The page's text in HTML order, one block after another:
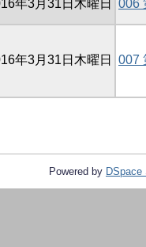
年3月31日木曜日 006
年3月31日木曜日 007
Powered by DSpace